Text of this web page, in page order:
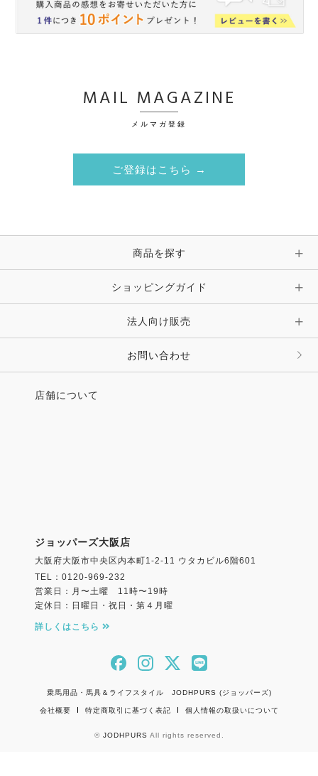
MAIL MAGAZINE
メルマガ登録
ご登録はこちら →
商品を探す
ショッピングガイド
法人向け販売
お問い合わせ
店舗について
ジョッパーズ大阪店
大阪府大阪市中央区内本町1-2-11 ウタカビル6階601
TEL：0120-969-232
営業日：月〜土曜 11時〜19時
定休日：日曜日・祝日・第４月曜
詳しくはこちら
乗馬用品・馬具＆ライフスタイル JODHPURS (ジョッパーズ)
会社概要 特定商取引に基づく表記 個人情報の取扱いについて
© JODHPURS All rights reserved.